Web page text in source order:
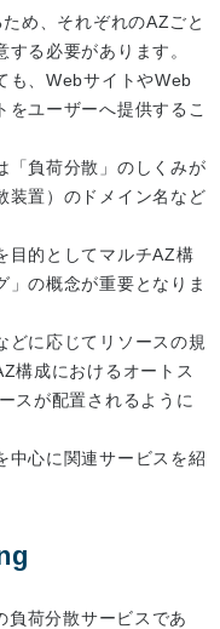
め、それぞれのAZごと
る必要があります。
も、WebサイトやWeb
をユーザーへ提供するこ
「負荷分散」のしくみが
装置）のドメイン名など
目的としてマルチAZ構
」の概念が重要となりま
どに応じてリソースの規
構成におけるオートス
スが配置されるように
中心に関連サービスを紹
荷分散サービスであ